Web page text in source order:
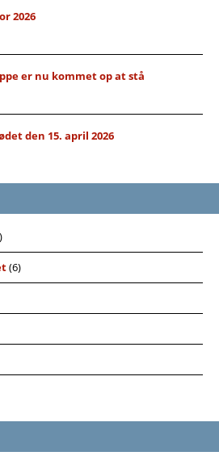
2026
er nu kommet op at stå
den 15. april 2026
(6)